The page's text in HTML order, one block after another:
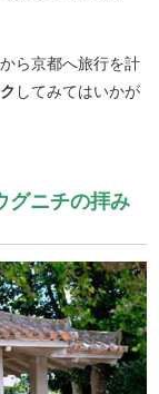
ら京都へ旅行を計
してみてはいかが
グニチの拝み